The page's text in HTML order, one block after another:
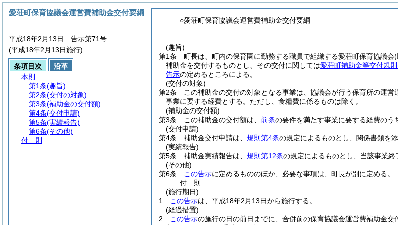
○愛荘町保育協議会運営費補助金交付要綱
(趣旨)
第1条
町長は、町内の保育園に勤務する職員で組織する愛荘町保育協議会(
補助金を交付するものとし、その交付に関しては愛荘町補助金等交付規則
告示の定めるところによる。
(交付の対象)
第2条
この補助金の交付の対象となる事業は、協議会が行う保育所の運
事業に要する経費とする。 ただし、食糧費に係るものは除く。
(補助金の交付額)
第3条
この補助金の交付額は、 前条の要件を満たす事業に要する経費のう
(交付申請)
第4条
補助金交付申請は、 規則第4条の規定によるものとし、関係書類を
(実績報告)
第5条
補助金実績報告は、 規則第12条の規定によるものとし、当該事業終
(その他)
第6条
この告示に定めるもののほか、必要な事項は、町長が別に定める。
付 則
(施行期日)
1
この告示は、平成18年2月13日から施行する。
(経過措置)
2
この告示の施行の日の前日までに、合併前の保育協議会運営費補助金交
愛荘町保育協議会運営費補助金交付要綱
平成18年2月13日 告示第71号
(平成18年2月13日施行)
条項目次
沿革
本則
第1条(趣旨)
第2条(交付の対象)
第3条(補助金の交付額)
第4条(交付申請)
第5条(実績報告)
第6条(その他)
付 則